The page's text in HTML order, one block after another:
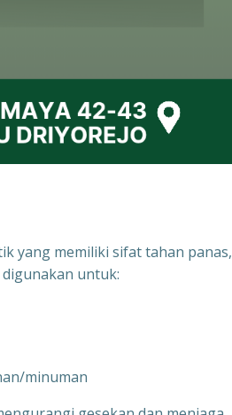
yang memiliki sifat tahan panas,
untuk:
minuman